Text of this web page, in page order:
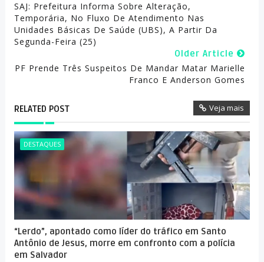
SAJ: Prefeitura Informa Sobre Alteração,
Temporária, No Fluxo De Atendimento Nas
Unidades Básicas De Saúde (UBS), A Partir Da
Segunda-Feira (25)
Older Article
PF Prende Três Suspeitos De Mandar Matar Marielle
Franco E Anderson Gomes
RELATED POST Veja mais
DESTAQUES
“Lerdo”, apontado como líder do tráfico em Santo
Antônio de Jesus, morre em confronto com a polícia
em Salvador